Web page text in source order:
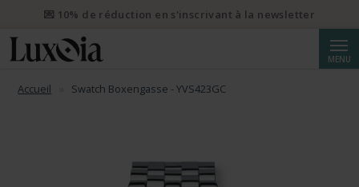
MENU
Accueil Swatch Boxengasse - YVS423GC
💌 10% de réduction en s'inscrivant à la newsletter